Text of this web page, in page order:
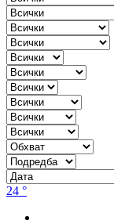
24 °